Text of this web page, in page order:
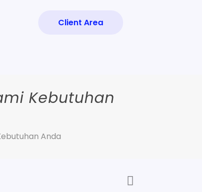
Client Area
Kebutuhan
Anda